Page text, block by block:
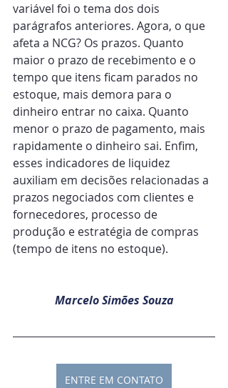
variável foi o tema dos dois
parágrafos anteriores. Agora, o que
afeta a NCG? Os prazos. Quanto
maior o prazo de recebimento e o
tempo que itens ficam parados no
estoque, mais demora para o
dinheiro entrar no caixa. Quanto
menor o prazo de pagamento, mais
rapidamente o dinheiro sai. Enfim,
esses indicadores de liquidez
auxiliam em decisões relacionadas a
prazos negociados com clientes e
fornecedores, processo de
produção e estratégia de compras
(tempo de itens no estoque).
Marcelo Simões Souza
ENTRE EM CONTATO